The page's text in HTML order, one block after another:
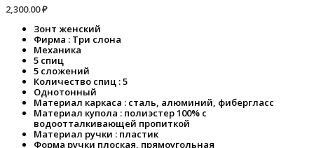
2,300.00₽
Зонт женский
Фирма : Три слона
Механика
5 спиц
5 сложений
Количество спиц : 5
Однотонный
Материал каркаса : сталь, алюминий, фибергласс
Материал купола : полиэстер 100% с
водоотталкивающей пропиткой
Материал ручки : пластик
Форма ручки плоская, прямоугольная